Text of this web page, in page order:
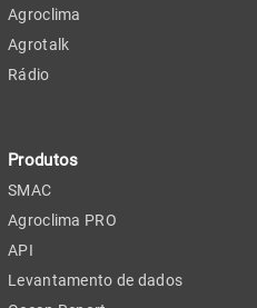
Agroclima
Agrotalk
Rádio
Produtos
SMAC
Agroclima PRO
API
Levantamento de dados